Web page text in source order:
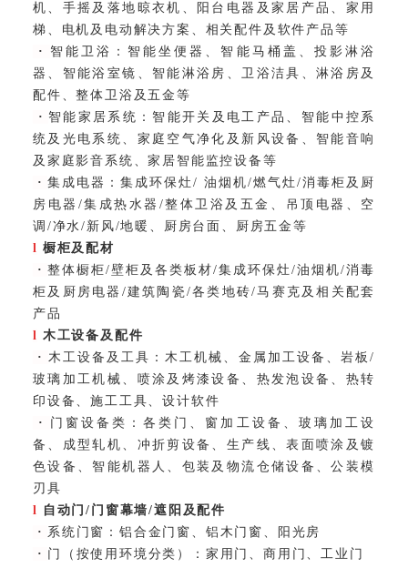
机、手摇及落地晾衣机、阳台电器及家居产品、家用
梯、电机及电动解决方案、相关配件及软件产品等
· 智能卫浴： 智能坐便器、智能马桶盖、投影淋浴
器、智能浴室镜、智能淋浴房、卫浴洁具、淋浴房及
配件、整体卫浴及五金等
· 智能家居系统： 智能开关及电工产品、智能中控系
统及光电系统、家庭空气净化及新风设备、智能音响
及家庭影音系统、家居智能监控设备等
·集成电器：集成环保灶/ 油烟机/燃气灶/消毒柜及厨
房电器/集成热水器/整体卫浴及五金、吊顶电器、空
调/净水/新风/地暖、厨房台面、厨房五金等
l 橱柜及配材
·整体橱柜/壁柜及各类板材/集成环保灶/油烟机/消毒
柜及厨房电器/建筑陶瓷/各类地砖/马赛克及相关配套
产品
l 木工设备及配件
· 木工设备及工具：木工机械、金属加工设备、岩板/
玻璃加工机械、喷涂及烤漆设备、热发泡设备、热转
印设备、施工工具、设计软件
· 门窗设备类：各类门、窗加工设备、玻璃加工设
备、成型轧机、冲折剪设备、生产线、表面喷涂及镀
色设备、智能机器人、包装及物流仓储设备、公装模
刃具
l 自动门/门窗幕墙/遮阳及配件
· 系统门窗： 铝合金门窗、铝木门窗、阳光房
· 门（按使用环境分类）： 家用门、商用门、工业门